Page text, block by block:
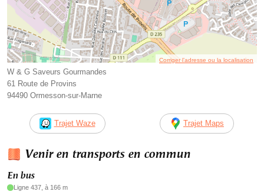
Corriger l’adresse ou la localisation
W & G Saveurs Gourmandes
61 Route de Provins
94490 Ormesson-sur-Marne
Trajet Waze Trajet Maps
Venir en transports en commun
En bus
Ligne 437, à 166 m